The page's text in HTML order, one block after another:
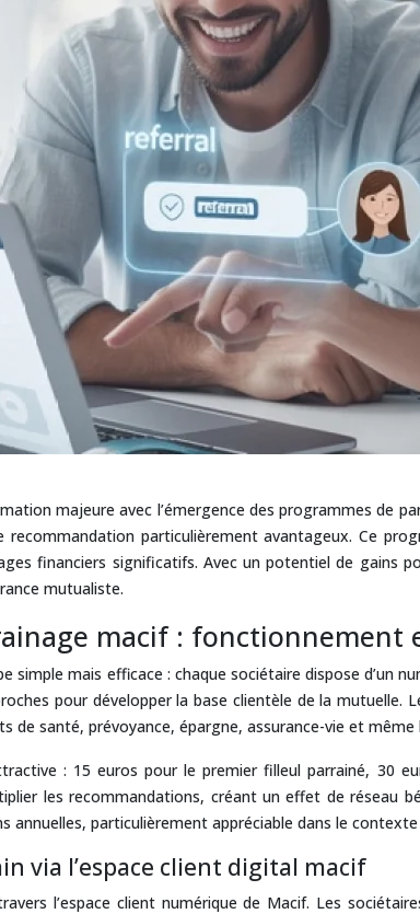
majeure avec l’émergence des programmes de
particulièrement avantageux. Ce
financiers significatifs. Avec un potentiel de gains
mutualiste.
macif : fonctionnement
simple mais efficace : chaque sociétaire dispose d’un
pour développer la base clientèle de la mutuelle.
santé, prévoyance, épargne, assurance-vie et
: 15 euros pour le premier filleul parrainé, 30
les recommandations, créant un effet de
particulièrement appréciable dans le
via l’espace client digital macif
l’espace client numérique de Macif. Les